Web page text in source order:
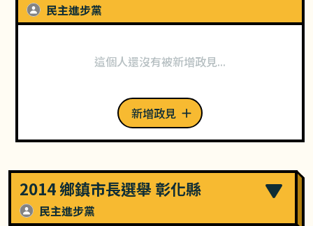
民主進步黨
這個人還沒有被新增政見...
新增政見
2014 鄉鎮市長選舉 彰化縣
民主進步黨